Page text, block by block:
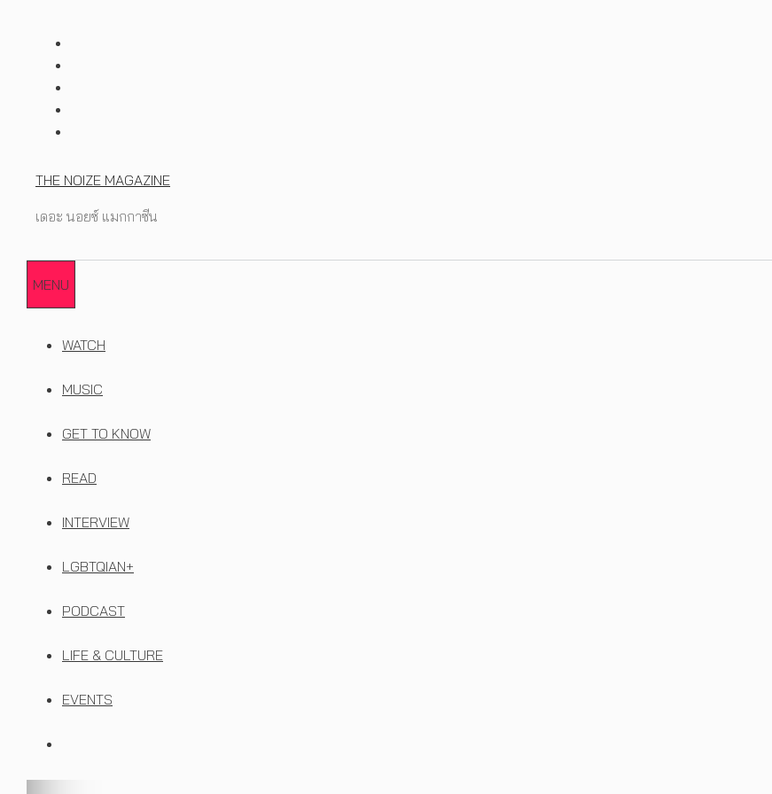
THE NOIZE MAGAZINE
เดอะ นอยซ์ แมกกาซีน
MENU
WATCH
MUSIC
GET TO KNOW
READ
INTERVIEW
LGBTQIAN+
PODCAST
LIFE & CULTURE
EVENTS